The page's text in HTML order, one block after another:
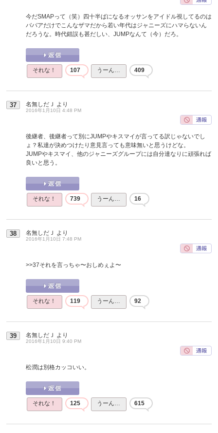
今だSMAPって（笑）四十半ばになるオッサンをアイドル視してるのは
ババアだけでこんなザマだから若い年代はジャニーズにハマらないん
だろうな。時代錯誤も甚だしい、JUMPなんて（今）だろ。
それな！ 107 うーん… 409
37 名無しだＪ より
2016年1月10日 4:48 PM
後継者、後継者って別にJUMPやキスマイが言ってる訳じゃないでし
ょ？私達が決めつけたり意見言っても意味無いと思うけどな。
JUMPやキスマイ、他のジャニーズグループには自分達なりに頑張れば
良いと思う。
それな！ 739 うーん… 16
38 名無しだＪ より
2016年1月10日 7:48 PM
>>37それを言っちゃ〜おしめぇよ〜
それな！ 119 うーん… 92
39 名無しだＪ より
2016年1月10日 9:40 PM
松潤は別格カッコいい。
それな！ 125 うーん… 615